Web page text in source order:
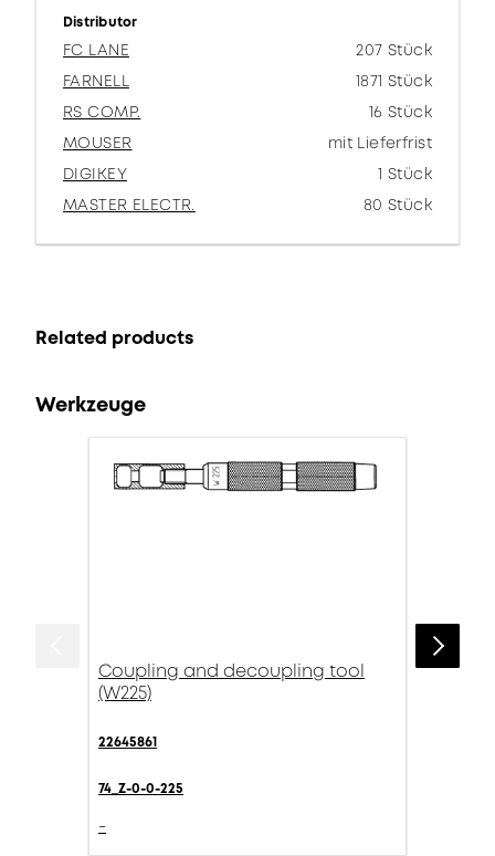
Distributor
FC LANE
207 Stück
FARNELL
1871 Stück
RS COMP.
16 Stück
MOUSER
mit Lieferfrist
DIGIKEY
1 Stück
MASTER ELECTR.
80 Stück
Related products
Werkzeuge
Coupling and decoupling tool
(W225)
22645861
74_Z-0-0-225
-